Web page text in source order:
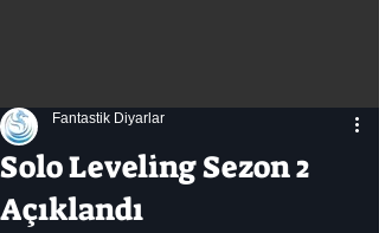
Black Desert
Dizi-Film Haberleri
Solo Leveling Sezon 2
Açıklandı
Fantastik Diyarlar